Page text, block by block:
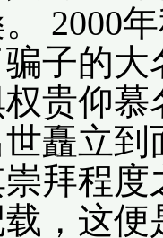
2000
子的
贵仰
矗立
拜程
，这